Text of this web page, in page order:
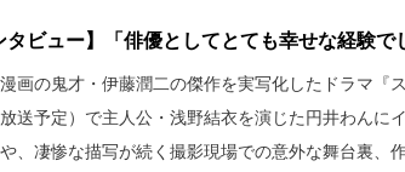
タビュー】「俳優としてとても幸せな経験
画の鬼才・伊藤潤二の傑作を実写化したドラマ『
放送予定）で主人公・浅野結衣を演じた円井わんに
、凄惨な描写が続く撮影現場での意外な舞台裏、